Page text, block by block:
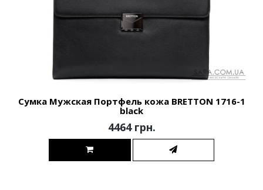
Сумка Мужская Портфель кожа BRETTON 1716-1
black
4464 грн.